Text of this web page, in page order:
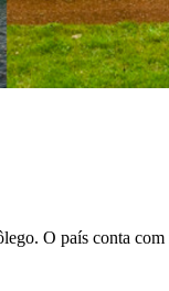
O país conta